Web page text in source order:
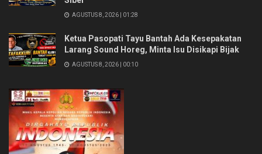
AGUSTUS 8, 2026 | 01:28
Ketua Pasopati Tayu Bantah Ada Kesepakatan
Larang Sound Horeg, Minta Isu Disikapi Bijak
AGUSTUS 8, 2026 | 00:10